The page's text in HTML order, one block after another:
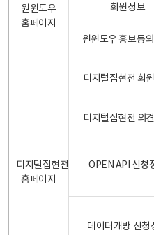
원윈도우
홈페이지
회원정보
원윈도우 홍보동
디지털집현전
홈페이지
디지털집현전 회
디지털집현전 의
OPEN API 신청
데이터개방 신청